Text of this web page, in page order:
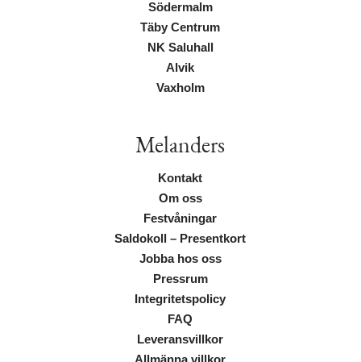
Södermalm
Täby Centrum
NK Saluhall
Alvik
Vaxholm
Melanders
Kontakt
Om oss
Festvåningar
Saldokoll – Presentkort
Jobba hos oss
Pressrum
Integritetspolicy
FAQ
Leveransvillkor